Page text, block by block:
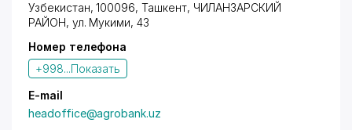
Узбекистан, 100096, Ташкент, ЧИЛАНЗАРСКИЙ
РАЙОН, ул. Мукими, 43
Номер телефона
+998...Показать
E-mail
headoffice@agrobank.uz